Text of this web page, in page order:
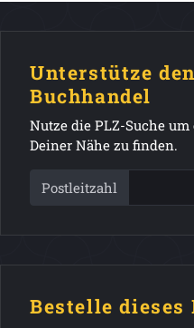
Unterstütze
Buchhandel
Nutze die PLZ-Suche
Deiner Nähe zu finden.
Postleitzahl
Bestelle